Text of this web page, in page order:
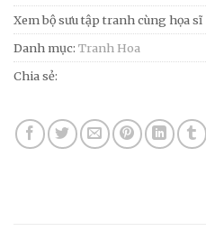
Xem bộ sưu tập tranh cùng họa sĩ
Danh mục: Tranh Hoa
Chia sẻ: